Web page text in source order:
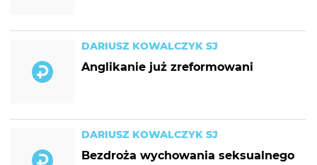
DARIUSZ KOWALCZYK SJ
Anglikanie już zreformowani
DARIUSZ KOWALCZYK SJ
Bezdroża wychowania seksualnego